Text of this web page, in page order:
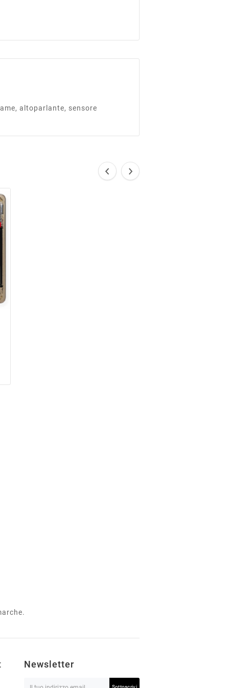
altoparlante, sensore
Newsletter
Sottoscrivi